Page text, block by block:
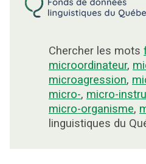
Chercher les mots
microordinateur,
microagression,
micro-, micro-
micro-organisme,
linguistiques du